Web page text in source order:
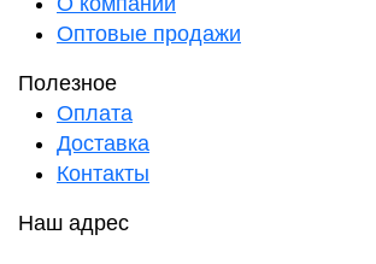
Оптовые продажи
Полезное
Оплата
Доставка
Контакты
Наш адрес